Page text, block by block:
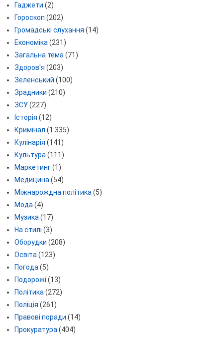
Гаджети (2)
Гороскоп (202)
Громадські слухання (14)
Економіка (231)
Загальна тема (71)
Здоров'я (203)
Зеленський (100)
Зрадники (210)
ЗСУ(227)
Історія (12)
Кримінал (1 335)
Кулінарія (141)
Культура (111)
Маркетинг(1)
Медицина (54)
Міжнарождна політика (5)
Мода (4)
Музика (17)
На стилі (3)
Оборудки (208)
Освіта (123)
Погода (5)
Подорожі (13)
Політика (272)
Поліція (261)
Правові поради (14)
Прокуратура (404)